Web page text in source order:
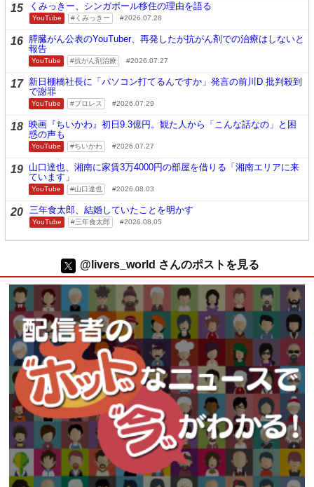
15 くみっきー、シンガポール移住の理由を語る
YouTube くみっきー 2026.07.28
16 膵臓がん公表のYouTuber、再発したが抗がん剤での治療はしないと
報告
YouTube 抗がん剤治療 2026.07.27
17 新日棚橋社長に「パソコン打てるんですか」発言の前川D 批判殺到
で謝罪
YouTube プロレス 2026.07.29
18 映画『ちいかわ』初日9.3億円。観た人から「こんな話なの」と困
惑の声も
YouTube ちいかわ 2026.07.27
19 山口達也、湘南に家賃3万4000円の部屋を借りる「湘南エリアに来
ています」
YouTube 山口達也 2026.08.03
20 三年食太郎、結婚していたことを明かす
YouTube 三年食太郎 2026.08.05
@livers_world さんのポストを見る